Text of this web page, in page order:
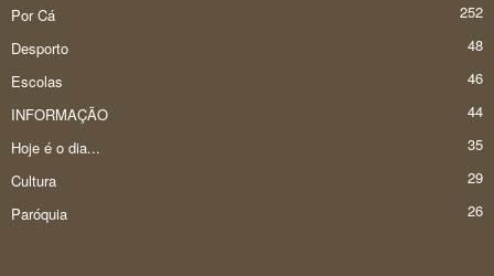
Por Cá
252
Desporto
48
Escolas
46
INFORMAÇÃO
44
Hoje é o dia...
35
Cultura
29
Paróquia
26